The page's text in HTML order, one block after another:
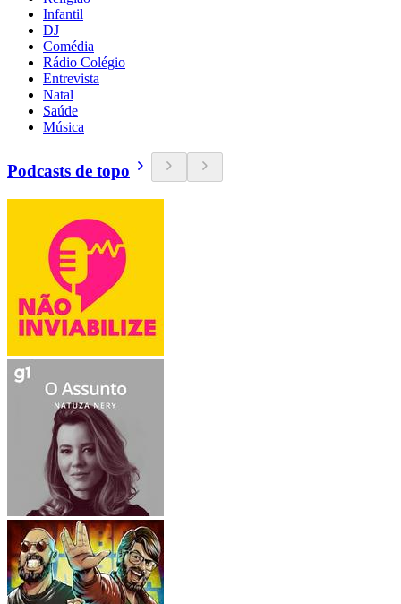
Infantil
DJ
Comédia
Rádio Colégio
Entrevista
Natal
Saúde
Música
Podcasts de topo